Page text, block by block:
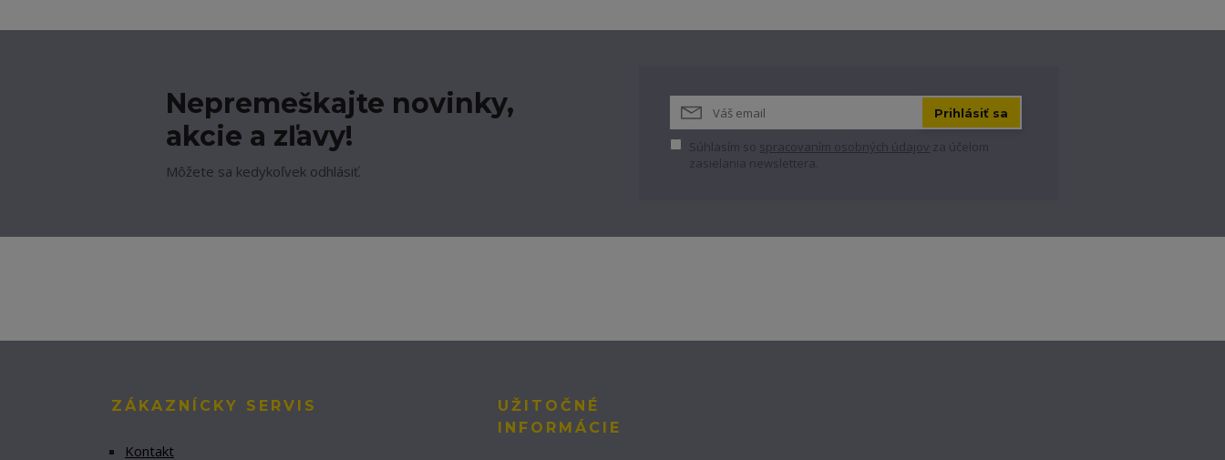
Nepremeškajte novinky,
akcie a zľavy!
Môžete sa kedykoľvek odhlásiť.
Prihlásiť sa
Súhlasím so spracovaním osobných údajov za účelom
zasielania newslettera.
ZÁKAZNÍCKY SERVIS
Kontakt
UŽITOČNÉ
INFORMÁCIE